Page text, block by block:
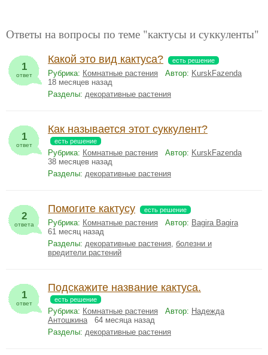
Ответы на вопросы по теме "кактусы и суккуленты"
1
ответ
Какой это вид кактуса? есть решение
Рубрика: Комнатные растения Автор: KurskFazenda
18 месяцев назад
Разделы: декоративные растения
1
ответ
Как называется этот суккулент?
есть решение
Рубрика: Комнатные растения Автор: KurskFazenda
38 месяцев назад
Разделы: декоративные растения
2
ответа
Помогите кактусу есть решение
Рубрика: Комнатные растения Автор: Bagira Bagira
61 месяц назад
Разделы: декоративные растения болезни и
вредители растений
1
ответ
Подскажите название кактуса.
есть решение
Рубрика: Комнатные растения Автор: Надежда
Антошкина 64 месяца назад
Разделы: декоративные растения